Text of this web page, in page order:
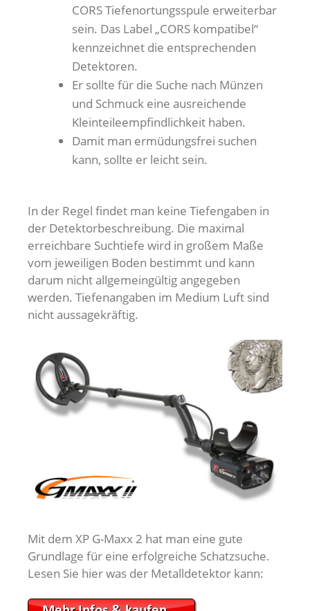
CORS Tiefenortungsspule erweiterbar
sein. Das Label „CORS kompatibel“
kennzeichnet die entsprechenden
Detektoren.
Er sollte für die Suche nach Münzen
und Schmuck eine ausreichende
Kleinteileempfindlichkeit haben.
Damit man ermüdungsfrei suchen
kann, sollte er leicht sein.
In der Regel findet man keine Tiefengaben in
der Detektorbeschreibung. Die maximal
erreichbare Suchtiefe wird in großem Maße
vom jeweiligen Boden bestimmt und kann
darum nicht allgemeingültig angegeben
werden. Tiefenangaben im Medium Luft sind
nicht aussagekräftig.
Mit dem XP G-Maxx 2 hat man eine gute
Grundlage für eine erfolgreiche Schatzsuche.
Lesen Sie hier was der Metalldetektor kann: